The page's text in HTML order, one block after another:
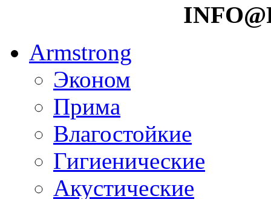
Armstrong
Эконом
Прима
Влагостойкие
Гигиенические
Акустические